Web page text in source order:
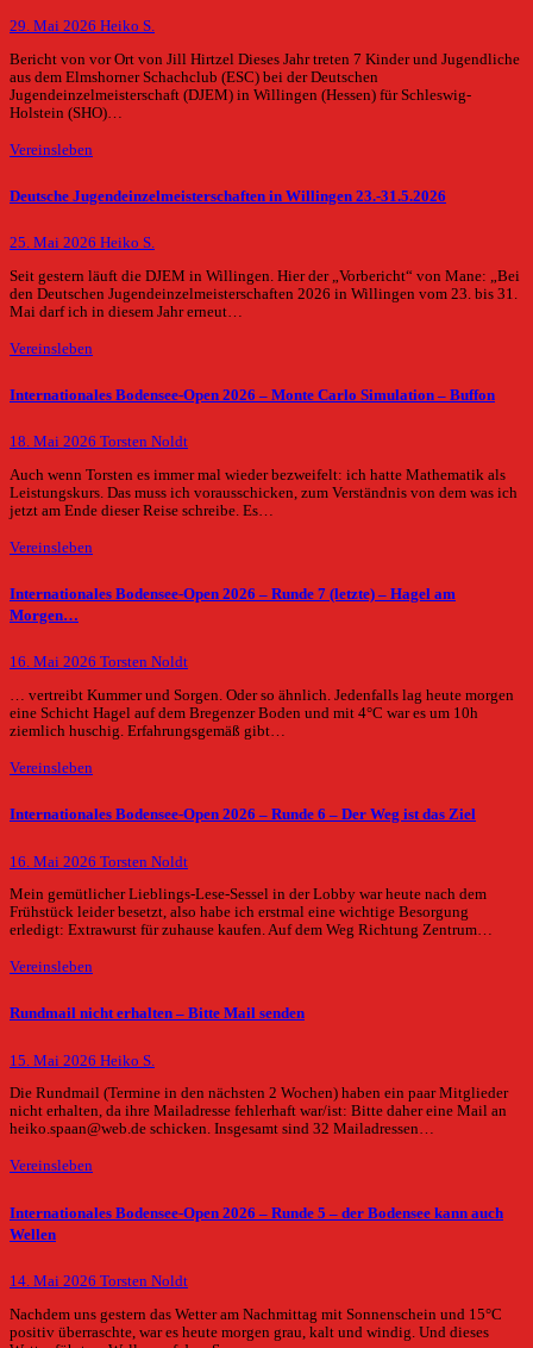
29. Mai 2026 Heiko S.
Bericht von vor Ort von Jill Hirtzel Dieses Jahr treten 7 Kinder und Jugendliche
aus dem Elmshorner Schachclub (ESC) bei der Deutschen
Jugendeinzelmeisterschaft (DJEM) in Willingen (Hessen) für Schleswig-
Holstein (SHO)…
Vereinsleben
Deutsche Jugendeinzelmeisterschaften in Willingen 23.-31.5.2026
25. Mai 2026 Heiko S.
Seit gestern läuft die DJEM in Willingen. Hier der „Vorbericht“ von Mane: „Bei
den Deutschen Jugendeinzelmeisterschaften 2026 in Willingen vom 23. bis 31.
Mai darf ich in diesem Jahr erneut…
Vereinsleben
Internationales Bodensee-Open 2026 – Monte Carlo Simulation – Buffon
18. Mai 2026 Torsten Noldt
Auch wenn Torsten es immer mal wieder bezweifelt: ich hatte Mathematik als
Leistungskurs. Das muss ich vorausschicken, zum Verständnis von dem was ich
jetzt am Ende dieser Reise schreibe. Es…
Vereinsleben
Internationales Bodensee-Open 2026 – Runde 7 (letzte) – Hagel am
Morgen…
16. Mai 2026 Torsten Noldt
… vertreibt Kummer und Sorgen. Oder so ähnlich. Jedenfalls lag heute morgen
eine Schicht Hagel auf dem Bregenzer Boden und mit 4°C war es um 10h
ziemlich huschig. Erfahrungsgemäß gibt…
Vereinsleben
Internationales Bodensee-Open 2026 – Runde 6 – Der Weg ist das Ziel
16. Mai 2026 Torsten Noldt
Mein gemütlicher Lieblings-Lese-Sessel in der Lobby war heute nach dem
Frühstück leider besetzt, also habe ich erstmal eine wichtige Besorgung
erledigt: Extrawurst für zuhause kaufen. Auf dem Weg Richtung Zentrum…
Vereinsleben
Rundmail nicht erhalten – Bitte Mail senden
15. Mai 2026 Heiko S.
Die Rundmail (Termine in den nächsten 2 Wochen) haben ein paar Mitglieder
nicht erhalten, da ihre Mailadresse fehlerhaft war/ist: Bitte daher eine Mail an
heiko.spaan@web.de schicken. Insgesamt sind 32 Mailadressen…
Vereinsleben
Internationales Bodensee-Open 2026 – Runde 5 – der Bodensee kann auch
Wellen
14. Mai 2026 Torsten Noldt
Nachdem uns gestern das Wetter am Nachmittag mit Sonnenschein und 15°C
positiv überraschte, war es heute morgen grau, kalt und windig. Und dieses